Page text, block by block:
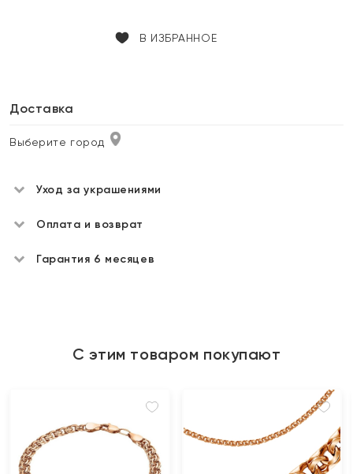
В ИЗБРАННОЕ
Доставка
Выберите город
Уход за украшениями
Оплата и возврат
Гарантия 6 месяцев
С этим товаром покупают